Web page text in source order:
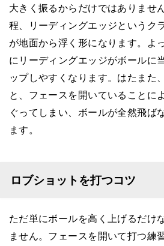
大きく振るからだけではありませ
程、リーディングエッジというク
が地面から浮く形になります。よ
にリーディングエッジがボールに
ップしやすくなります。はたまた
と、フェースを開いていることに
ぐってしまい、ボールが全然飛ば
ます。
ロブショットを打つコツ
ただ単にボールを高く上げるだけ
ません。フェースを開いて打つ練